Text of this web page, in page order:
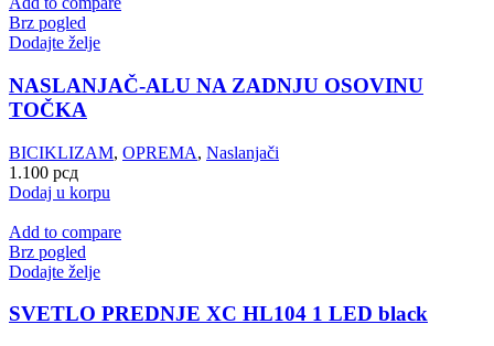
Brz pogled
Dodajte želje
NASLANJAČ-ALU NA ZADNJU OSOVINU
TOČKA
BICIKLIZAM, OPREMA, Naslanjači
1.100 рсд
Dodaj u korpu
Add to compare
Brz pogled
Dodajte želje
SVETLO PREDNJE XC HL104 1 LED black